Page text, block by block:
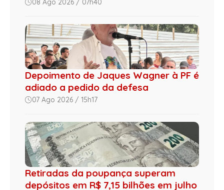
08 Ago 2026 / 07h40
Depoimento de Jaques Wagner à PF é
adiado a pedido da defesa
07 Ago 2026 / 15h17
Retiradas da poupança superam
depósitos em R$ 7,15 bilhões em julho